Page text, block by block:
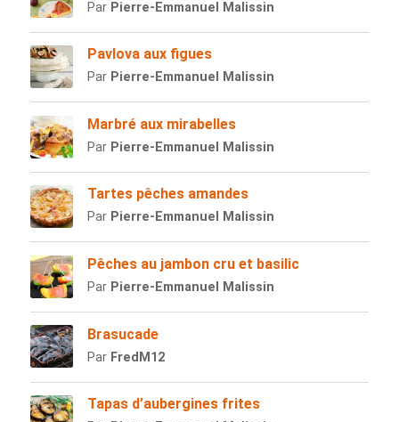
Par Pierre-Emmanuel Malissin
Pavlova aux figues
Par Pierre-Emmanuel Malissin
Marbré aux mirabelles
Par Pierre-Emmanuel Malissin
Tartes pêches amandes
Par Pierre-Emmanuel Malissin
Pêches au jambon cru et basilic
Par Pierre-Emmanuel Malissin
Brasucade
Par FredM12
Tapas d’aubergines frites